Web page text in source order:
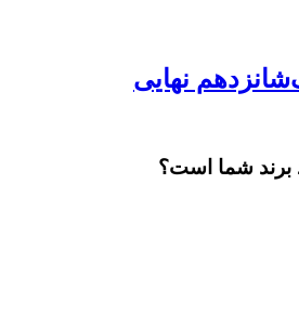
برند شما است؟